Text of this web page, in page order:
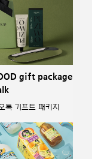
gift package
톡 기프트 패키지